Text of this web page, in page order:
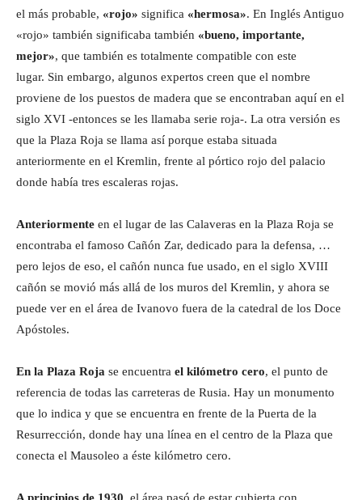
el más probable, «rojo» significa «hermosa». En Inglés Antiguo
«rojo» también significaba también «bueno, importante,
mejor», que también es totalmente compatible con este
lugar. Sin embargo, algunos expertos creen que el nombre
proviene de los puestos de madera que se encontraban aquí en el
siglo XVI -entonces se les llamaba serie roja-. La otra versión es
que la Plaza Roja se llama así porque estaba situada
anteriormente en el Kremlin, frente al pórtico rojo del palacio
donde había tres escaleras rojas.
Anteriormente en el lugar de las Calaveras en la Plaza Roja se
encontraba el famoso Cañón Zar, dedicado para la defensa, …
pero lejos de eso, el cañón nunca fue usado, en el siglo XVIII
cañón se movió más allá de los muros del Kremlin, y ahora se
puede ver en el área de Ivanovo fuera de la catedral de los Doce
Apóstoles.
En la Plaza Roja se encuentra el kilómetro cero, el punto de
referencia de todas las carreteras de Rusia. Hay un monumento
que lo indica y que se encuentra en frente de la Puerta de la
Resurrección, donde hay una línea en el centro de la Plaza que
conecta el Mausoleo a éste kilómetro cero.